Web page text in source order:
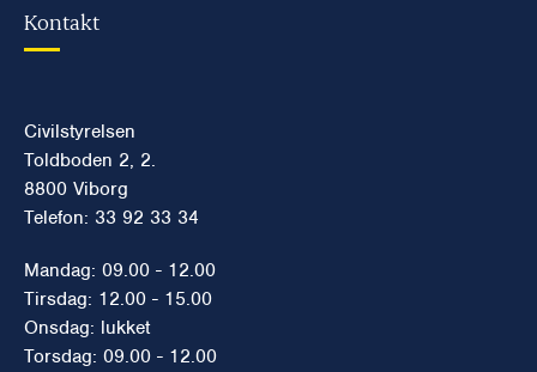
Kontakt
Civilstyrelsen
Toldboden 2, 2.
8800 Viborg
Telefon: 33 92 33 34
Mandag: 09.00 - 12.00
Tirsdag: 12.00 - 15.00
Onsdag: lukket
Torsdag: 09.00 - 12.00